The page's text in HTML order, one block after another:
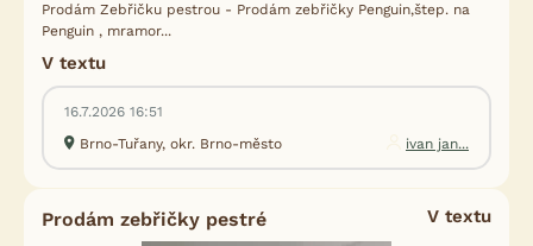
Prodám Zebřičku pestrou - Prodám zebřičky Penguin,štep. na
Penguin , mramor...
V textu
16.7.2026 16:51
Brno-Tuřany, okr. Brno-město
ivan jan...
Prodám zebřičky pestré V textu